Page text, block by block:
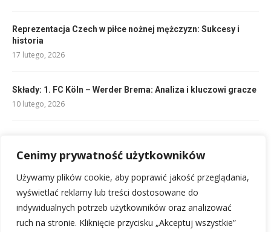
Cenimy prywatność użytkowników
Używamy plików cookie, aby poprawić jakość przeglądania,
wyświetlać reklamy lub treści dostosowane do
indywidualnych potrzeb użytkowników oraz analizować
ruch na stronie. Kliknięcie przycisku „Akceptuj wszystkie”
Reprezentacja Czech w piłce nożnej mężczyzn: Sukcesy i
historia
17 lutego, 2026
Składy: 1. FC Köln – Werder Brema: Analiza i kluczowi gracze
10 lutego, 2026
10 lutego, 2026
Składy RC Lens – SC Freiburg: Kluczowi zawodnicy i analiza
11 lutego, 2026